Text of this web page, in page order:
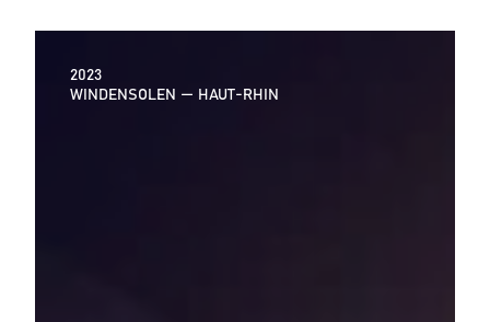
2023
WINDENSOLEN — HAUT-RHIN